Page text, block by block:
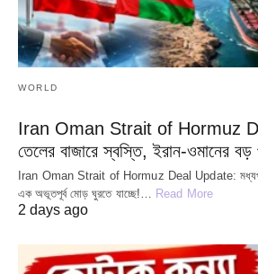
WORLD
Iran Oman Strait of Hormuz
তেলের বাজারে স্বস্তি, ইরান-ওমানের বড়
Iran Oman Strait of Hormuz Deal Update:
এক অভূতপূর্ব মোড় ঘুরতে যাচ্ছে!…
Read More
2 days ago